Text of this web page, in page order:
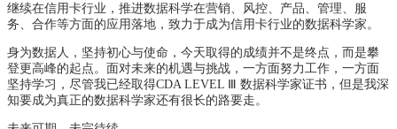
继续在信用卡行业，推进数据科学在营销、风控、产品、管理、服
务、合作等方面的应用落地，致力于成为信用卡行业的数据科学家。
身为数据人，坚持初心与使命，今天取得的成绩并不是终点，而是攀
登更高峰的起点。面对未来的机遇与挑战，一方面努力工作，一方面
坚持学习，尽管我已经取得CDA LEVEL Ⅲ 数据科学家证书，但是我深
知要成为真正的数据科学家还有很长的路要走。